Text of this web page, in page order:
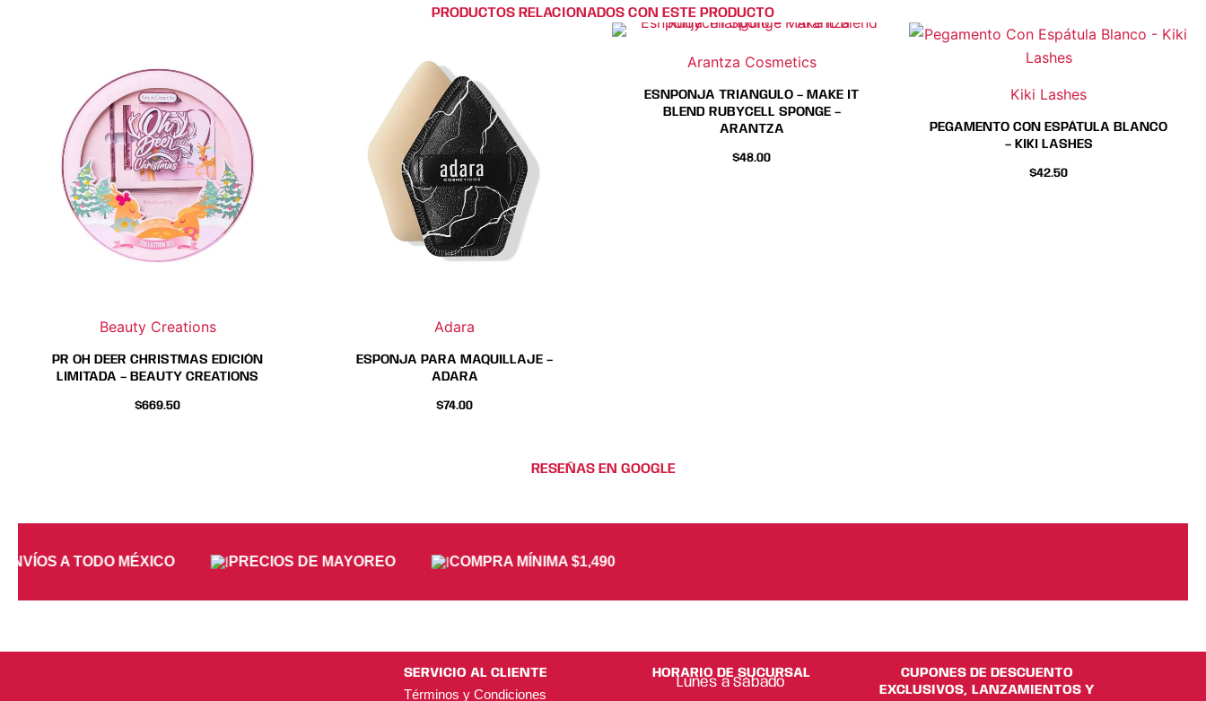
PRODUCTOS RELACIONADOS CON ESTE PRODUCTO
Beauty Creations
PR OH DEER CHRISTMAS EDICIÓN
LIMITADA – BEAUTY CREATIONS
$669.50
Adara
ESPONJA PARA MAQUILLAJE –
ADARA
$74.00
Arantza Cosmetics
Este
producto
múltiples
variantes.
Las
ESNPONJA TRIANGULO – MAKE IT
BLEND RUBYCELL SPONGE –
ARANTZA
$48.00
Este
producto
múltiples
variantes.
Kiki Lashes
PEGAMENTO CON ESPÁTULA BLANCO
– KIKI LASHES
$42.50
RESEÑAS EN GOOGLE
A TODO MÉXICO PRECIOS DE MAYOREO COMPRA MÍNIMA $1,490
SERVICIO AL CLIENTE
Términos y Condiciones
HORARIO DE SUCURSAL
Lunes a Sábado
CUPONES DE DESCUENTO
EXCLUSIVOS, LANZAMIENTOS Y